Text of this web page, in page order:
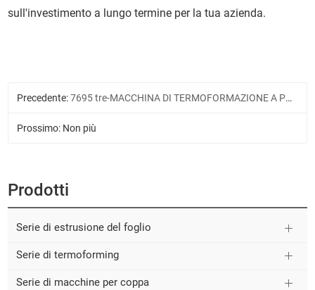
sull'investimento a lungo termine per la tua azienda.
Precedente:7695 tre-MACCHINA DI TERMOFORMAZIONE A PRESSIONE DELLA STAZIONE
Prossimo: Non più
Prodotti
Serie di estrusione del foglio
Serie di termoforming
Serie di macchine per coppa